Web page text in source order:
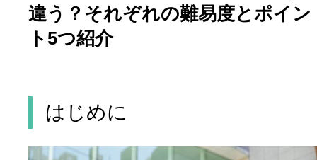
違う？それぞれの難易度とポイン
ト5つ紹介
はじめに